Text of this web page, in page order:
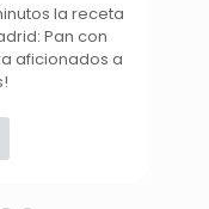
la receta
Pan con
aficionados a